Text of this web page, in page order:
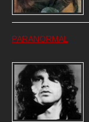
PARANORMAL